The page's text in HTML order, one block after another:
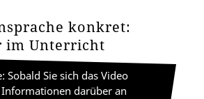
konkret:
im Unterricht
Sobald Sie sich das Video
darüber an